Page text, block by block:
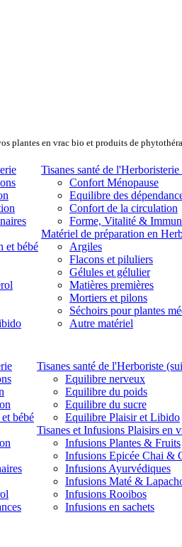
plantes en vrac bio et produits de
et bébé
Tisanes santé de l'Herboristerie
Confort Ménopause
Equilibre des
Confort de la circulation
Forme, Vitalité &
Matériel de préparation en
Argiles
Flacons et piluliers
Gélules et gélulier
Matières premières
Mortiers et pilons
Séchoirs pour plantes
Autre matériel
bébé
Tisanes santé de l'Herboriste
Equilibre nerveux
Equilibre du poids
Equilibre du sucre
Equilibre Plaisir et Libido
Tisanes et Infusions Plaisirs en
Infusions Plantes & Fruits
Infusions Epicée Chai &
Infusions Ayurvédiques
Infusions Maté &
Infusions Rooibos
Infusions en sachets